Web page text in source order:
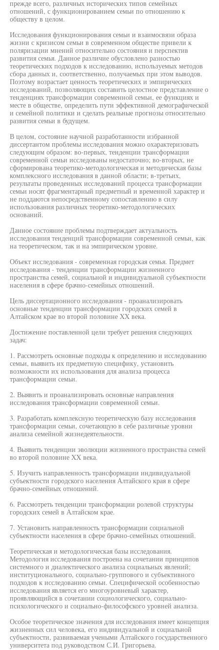
прежде всего, различных исторических типов семейных
отношений, с функционированием семьи по отношению к
обществу в целом.
Исследования функционирования семьи и взаимосвязи образа
жизни с кризисом семьи в современном обществе привели к
поляризации мнений относительно состояния и перспектив
развития семья. Данное различие обусловлено разностью
теоретических подходов к исследованию, используемых методов
сбора данных и, соответственно, получаемых при этом выводов.
Поэтому возрастает ценность теоретических и эмпирических
исследований, позволяющих составить целостное представление о
тенденциях трансформации современной семьи, ее функциях и
месте в обществе, определить пути эффективной демографической
и семейной политики и сделать реальные прогнозы относительно
развития семьи в будущем.
В целом, состояние научной разработанности избранной
диссертантом проблемы исследования можно охарактеризовать
следующим образом: во-первых, тенденции трансформации
современной семьи исследованы недостаточно; во-вторых, не
сформирована теоретико-методологическая и методическая базы
комплексного исследования в данной области; в-третьих,
результаты проведенных исследований процесса трансформации
семьи носят фрагментарный предметный и временной характер и
не поддаются непосредственному сопоставлению в силу
использования различных теоретико-методологических
оснований.
Данное состояние проблемы подтверждает актуальность
исследования тенденций трансформации современной семьи, как
на теоретическом, так и на эмпирическом уровне.
Объект исследования - современная городская семья. Предмет
исследования - тенденции трансформации жизненного
пространства семей, социальной и индивидуальной субъектности
населения в сфере брачно-семейных отношений.
Цель диссертационного исследования - проанализировать
основные тенденции трансформации городских семей в
Алтайском крае во второй половине XX века.
Достижение поставленной цели требует решения следующих
задач:
1. Рассмотреть основные подходы к определению и исследованию
семьи, выявить их предметную специфику, установить
возможности их использования для анализа процесса
трансформации семьи.
2. Выявить и проанализировать основные направления
исследования трансформации современной семьи.
3. Разработать комплексную теоретическую базу исследования
трансформации семьи, сочетающую в себе различные уровни
анализа семейной жизнедеятельности.
4. Выявить тенденции эволюции жизненного пространства семей
во второй половине XX века.
5. Изучить направленность трансформации индивидуальной
субъектности городского населения Алтайского края в сфере
брачно-семейных отношений.
6. Рассмотреть тенденции трансформации ролевой структуры
городских семей в Алтайском крае.
7. Установить направленность трансформации социальной
субъектности населения в сфере брачно-семейных отношений.
Теоретическая и методологическая базы исследования.
Методология исследования построена на сочетании принципов
системного и диалектического анализа социальных явлений;
институционального, социально-группового и субъективного
подходов к исследованию семьи. Специфической особенностью
исследования является его многоуровневый характер,
проявляющийся в сочетании социологического, социально-
психологического и социально-философского уровней анализа.
Особое теоретическое значения для исследования имеет концепция
жизненных сил человека, его индивидуальной и социальной
субъектности, развиваемая учеными Алтайского государственного
университета под руководством С.И. Григорьева.